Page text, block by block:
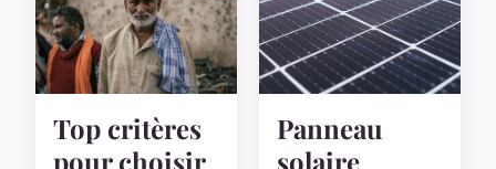
Top critères
pour choisir
Panneau
solaire